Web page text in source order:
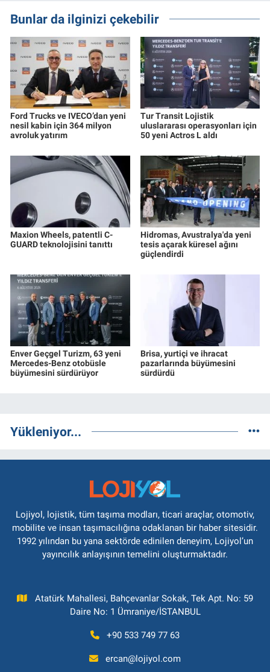
Bunlar da ilginizi çekebilir
Ford Trucks ve IVECO’dan yeni
nesil kabin için 364 milyon
avroluk yatırım
Tur Transit Lojistik
uluslararası operasyonları için
50 yeni Actros L aldı
Maxion Wheels, patentli C-
GUARD teknolojisini tanıttı
Hidromas, Avustralya'da yeni
tesis açarak küresel ağını
güçlendirdi
Enver Geçgel Turizm, 63 yeni
Mercedes-Benz otobüsle
büyümesini sürdürüyor
Brisa, yurtiçi ve ihracat
pazarlarında büyümesini
sürdürdü
Yükleniyor...
Lojiyol, lojistik, tüm taşıma modları, ticari araçlar, otomotiv,
mobilite ve insan taşımacılığına odaklanan bir haber sitesidir.
1992 yılından bu yana sektörde edinilen deneyim, Lojiyol’un
yayıncılık anlayışının temelini oluşturmaktadır.
Atatürk Mahallesi, Bahçevanlar Sokak, Tek Apt. No: 59
Daire No: 1 Ümraniye/İSTANBUL
+90 533 749 77 63
ercan@lojiyol.com